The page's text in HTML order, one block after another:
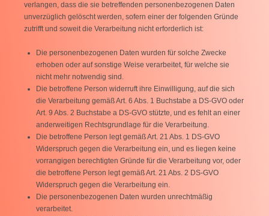
verlangen, dass die sie betreffenden personenbezogenen Daten
unverzüglich gelöscht werden, sofern einer der folgenden Gründe
zutrifft und soweit die Verarbeitung nicht erforderlich ist:
Die personenbezogenen Daten wurden für solche Zwecke
erhoben oder auf sonstige Weise verarbeitet, für welche sie
nicht mehr notwendig sind.
Die betroffene Person widerruft ihre Einwilligung, auf die sich
die Verarbeitung gemäß Art. 6 Abs. 1 Buchstabe a DS-GVO oder
Art. 9 Abs. 2 Buchstabe a DS-GVO stützte, und es fehlt an einer
anderweitigen Rechtsgrundlage für die Verarbeitung.
Die betroffene Person legt gemäß Art. 21 Abs. 1 DS-GVO
Widerspruch gegen die Verarbeitung ein, und es liegen keine
vorrangigen berechtigten Gründe für die Verarbeitung vor, oder
die betroffene Person legt gemäß Art. 21 Abs. 2 DS-GVO
Widerspruch gegen die Verarbeitung ein.
Die personenbezogenen Daten wurden unrechtmäßig
verarbeitet.